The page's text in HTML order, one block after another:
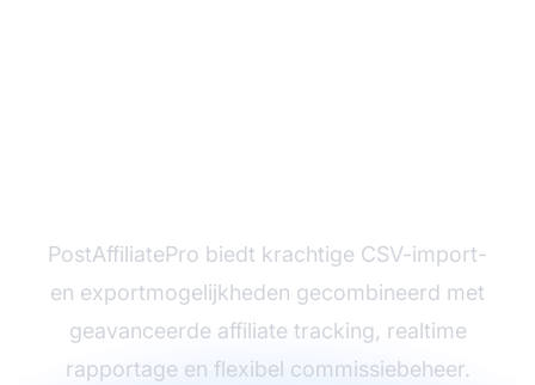
PostAffiliatePro biedt krachtige CSV-import-
en exportmogelijkheden gecombineerd met
geavanceerde affiliate tracking, realtime
rapportage en flexibel commissiebeheer.